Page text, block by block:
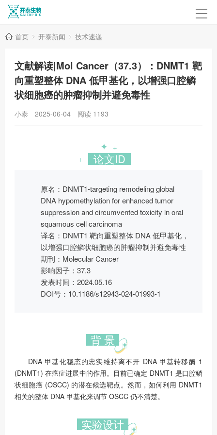
首页 开泰新闻 技术速递
文献解读|Mol Cancer（37.3）：DNMT1 靶
向重塑整体 DNA 低甲基化，以增强口腔鳞
状细胞癌的肿瘤抑制并避免毒性
小泰 2025-06-04 阅读 1193
✦ +
+ 论文ID
原名：DNMT1-targeting remodeling global
DNA hypomethylation for enhanced tumor
suppression and circumvented toxicity in oral
squamous cell carcinoma
译名：DNMT1 靶向重塑整体 DNA 低甲基化，
以增强口腔鳞状细胞癌的肿瘤抑制并避免毒性
期刊：Molecular Cancer
影响因子：37.3
发表时间：2024.05.16
DOI号：10.1186/s12943-024-01993-1
背 景
DNA 甲基化稳态的忠实维持离不开 DNA 甲基转移酶 1
(DNMT1) 在癌症进展中的作用。目前已确定 DNMT1 是口腔鳞
状细胞癌 (OSCC) 的潜在候选靶点。然而，如何利用 DNMT1
相关的整体 DNA 甲基化来调节 OSCC 仍不清楚。
实验设计